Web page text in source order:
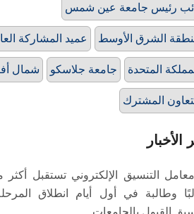
رئيس جامعة عين شمس
عميد المشاركة الشرق الأوسط
شمال جامعة جلاسكو المتحدة
المشترك
الأخبار
وطالبة في أول أيام انطلاق